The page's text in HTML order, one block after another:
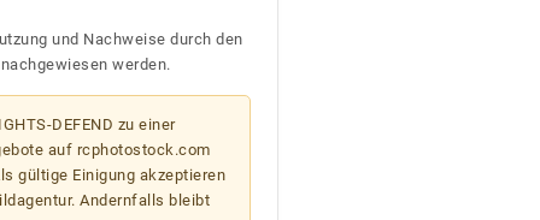
und Nachweise durch den
werden.
DEFEND zu einer
auf rcphotostock.com
gültige Einigung akzeptieren
Andernfalls bleibt